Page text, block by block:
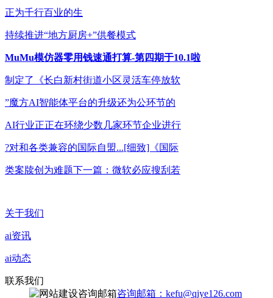
正为千行百业的生
持续推进“地方厨房+”供餐模式
MuMu模仿器零用钱速通打算-第四期于10.1啦
制定了《长白新村街道小区灵活车停放软
”魔方AI智能体平台的升级还为公环节的
AI行业正正在环绕少数几家环节企业进行
?对和各类兼容的国际自盟...[细致]《国际
类案牍创为难题下一篇：微软必应搜刮若
关于我们
ai资讯
ai动态
联系我们
咨询邮箱：kefu@qiye126.com